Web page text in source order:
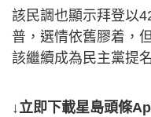
該民調也顯示拜登以
普，選情依舊膠着，
該繼續成為民主黨提
↓立即下載星島頭條